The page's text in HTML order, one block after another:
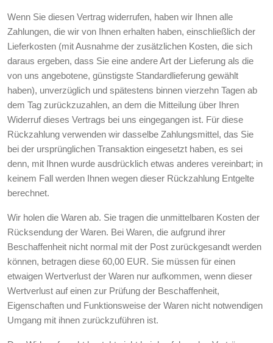
Wenn Sie diesen Vertrag widerrufen, haben wir Ihnen alle
Zahlungen, die wir von Ihnen erhalten haben, einschließlich der
Lieferkosten (mit Ausnahme der zusätzlichen Kosten, die sich
daraus ergeben, dass Sie eine andere Art der Lieferung als die
von uns angebotene, günstigste Standardlieferung gewählt
haben), unverzüglich und spätestens binnen vierzehn Tagen ab
dem Tag zurückzuzahlen, an dem die Mitteilung über Ihren
Widerruf dieses Vertrags bei uns eingegangen ist. Für diese
Rückzahlung verwenden wir dasselbe Zahlungsmittel, das Sie
bei der ursprünglichen Transaktion eingesetzt haben, es sei
denn, mit Ihnen wurde ausdrücklich etwas anderes vereinbart; in
keinem Fall werden Ihnen wegen dieser Rückzahlung Entgelte
berechnet.
Wir holen die Waren ab. Sie tragen die unmittelbaren Kosten der
Rücksendung der Waren. Bei Waren, die aufgrund ihrer
Beschaffenheit nicht normal mit der Post zurückgesandt werden
können, betragen diese 60,00 EUR. Sie müssen für einen
etwaigen Wertverlust der Waren nur aufkommen, wenn dieser
Wertverlust auf einen zur Prüfung der Beschaffenheit,
Eigenschaften und Funktionsweise der Waren nicht notwendigen
Umgang mit ihnen zurückzuführen ist.